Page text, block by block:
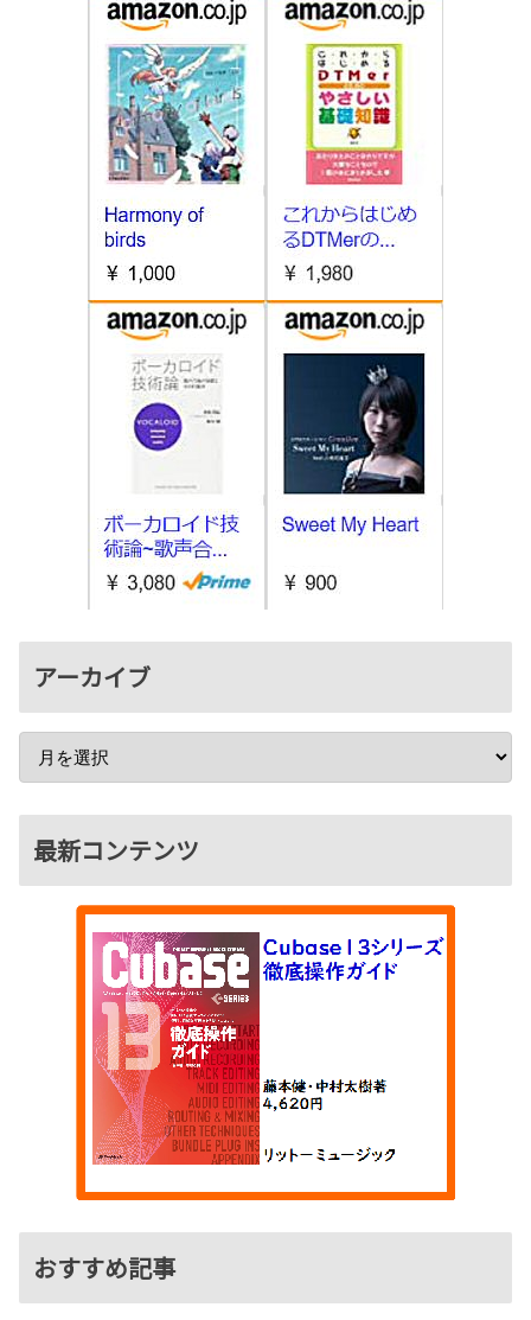
アーカイブ
最新コンテンツ
おすすめ記事